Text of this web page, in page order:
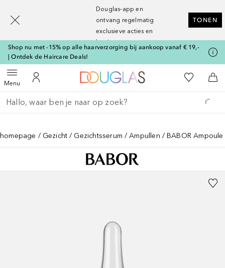
Douglas-app en
ontvang regelmatig
exclusieve acties en
kortingen
TONEN
Shop nu met -15% op alle haarverzorging bij aankoop vanaf € 19,-
| Ontdek de Haircare Deals!
MenuOpen menuNaar Mijn Account
Naar Douglas Home
Naar Mijn
Ga terug
Zoekopdracht uitvoeren
homepage Gezicht Gezichtsserum Ampullen BABOR
[navigation.slideout.screenreader]